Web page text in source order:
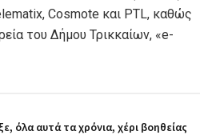
Cosmote και PTL, καθώς
του Δήμου Τρικκαίων, «e-
όλα αυτά τα χρόνια, χέρι βοηθείας